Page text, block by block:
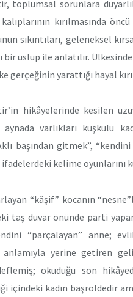
toplumsal sorunlara
kalıplarının kırılmasında
sıkıntıları, geleneksel
bir üslup ile anlatılır.
gerçeğinin yarattığı hayal
hikâyelerinde kesilen
varlıkları kuşkulu
başından gitmek”,
kelime oyunlarını
“kâşif” kocanın
taş duvar önünde parti
“parçalayan” anne;
yerine getiren
okuduğu son
içindeki kadın başroldedir